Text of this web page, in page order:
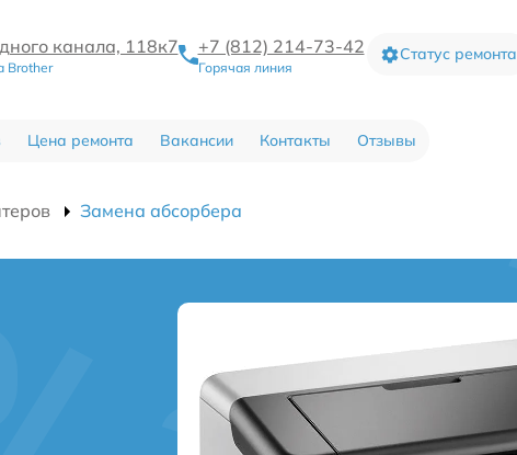
канала, 118к7
Brother
+7 (812) 214-73-42
Горячая линия
Статус ремонта
Цена ремонта Вакансии Контакты Отзывы
Замена абсорбера